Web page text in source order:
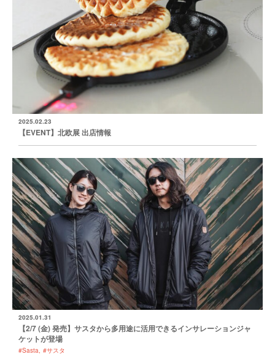
2025.02.23
【EVENT】北欧展 出店情報
2025.01.31
【2/7 (金) 発売】サスタから多用途に活用できるインサレーションジャ
ケットが登場
#Sasta #サスタ